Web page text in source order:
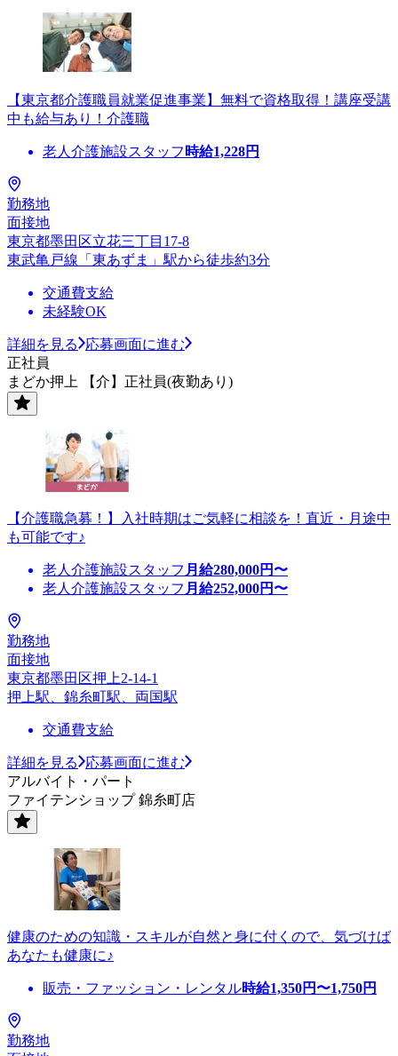
【東京都介護職員就業促進事業】無料で資格取得！講座受講
中も給与あり！介護職
老人介護施設スタッフ 時給1,228円
勤務地
面接地
東京都墨田区立花三丁目17-8
東武亀戸線「東あずま」駅から徒歩約3分
交通費支給
未経験OK
詳細を見る
応募画面に進む
正社員
まどか押上 【介】正社員(夜勤あり)
【介護職急募！】入社時期はご気軽に相談を！直近・月途中
も可能です♪
老人介護施設スタッフ 月給280,000円〜
老人介護施設スタッフ 月給252,000円〜
勤務地
面接地
東京都墨田区押上2-14-1
押上駅、錦糸町駅、両国駅
交通費支給
詳細を見る
応募画面に進む
アルバイト・パート
ファイテンショップ 錦糸町店
健康のための知識・スキルが自然と身に付くので、気づけば
あなたも健康に♪
販売・ファッション・レンタル時給1,350円〜1,750円
勤務地